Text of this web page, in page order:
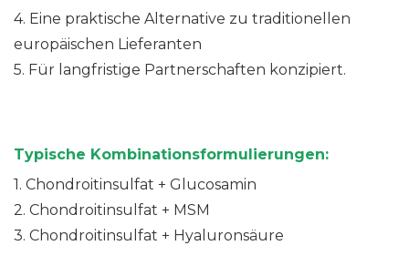
4. Eine praktische Alternative zu traditionellen
europäischen Lieferanten
5. Für langfristige Partnerschaften konzipiert.
Typische Kombinationsformulierungen:
1. Chondroitinsulfat + Glucosamin
2. Chondroitinsulfat + MSM
3. Chondroitinsulfat + Hyaluronsäure